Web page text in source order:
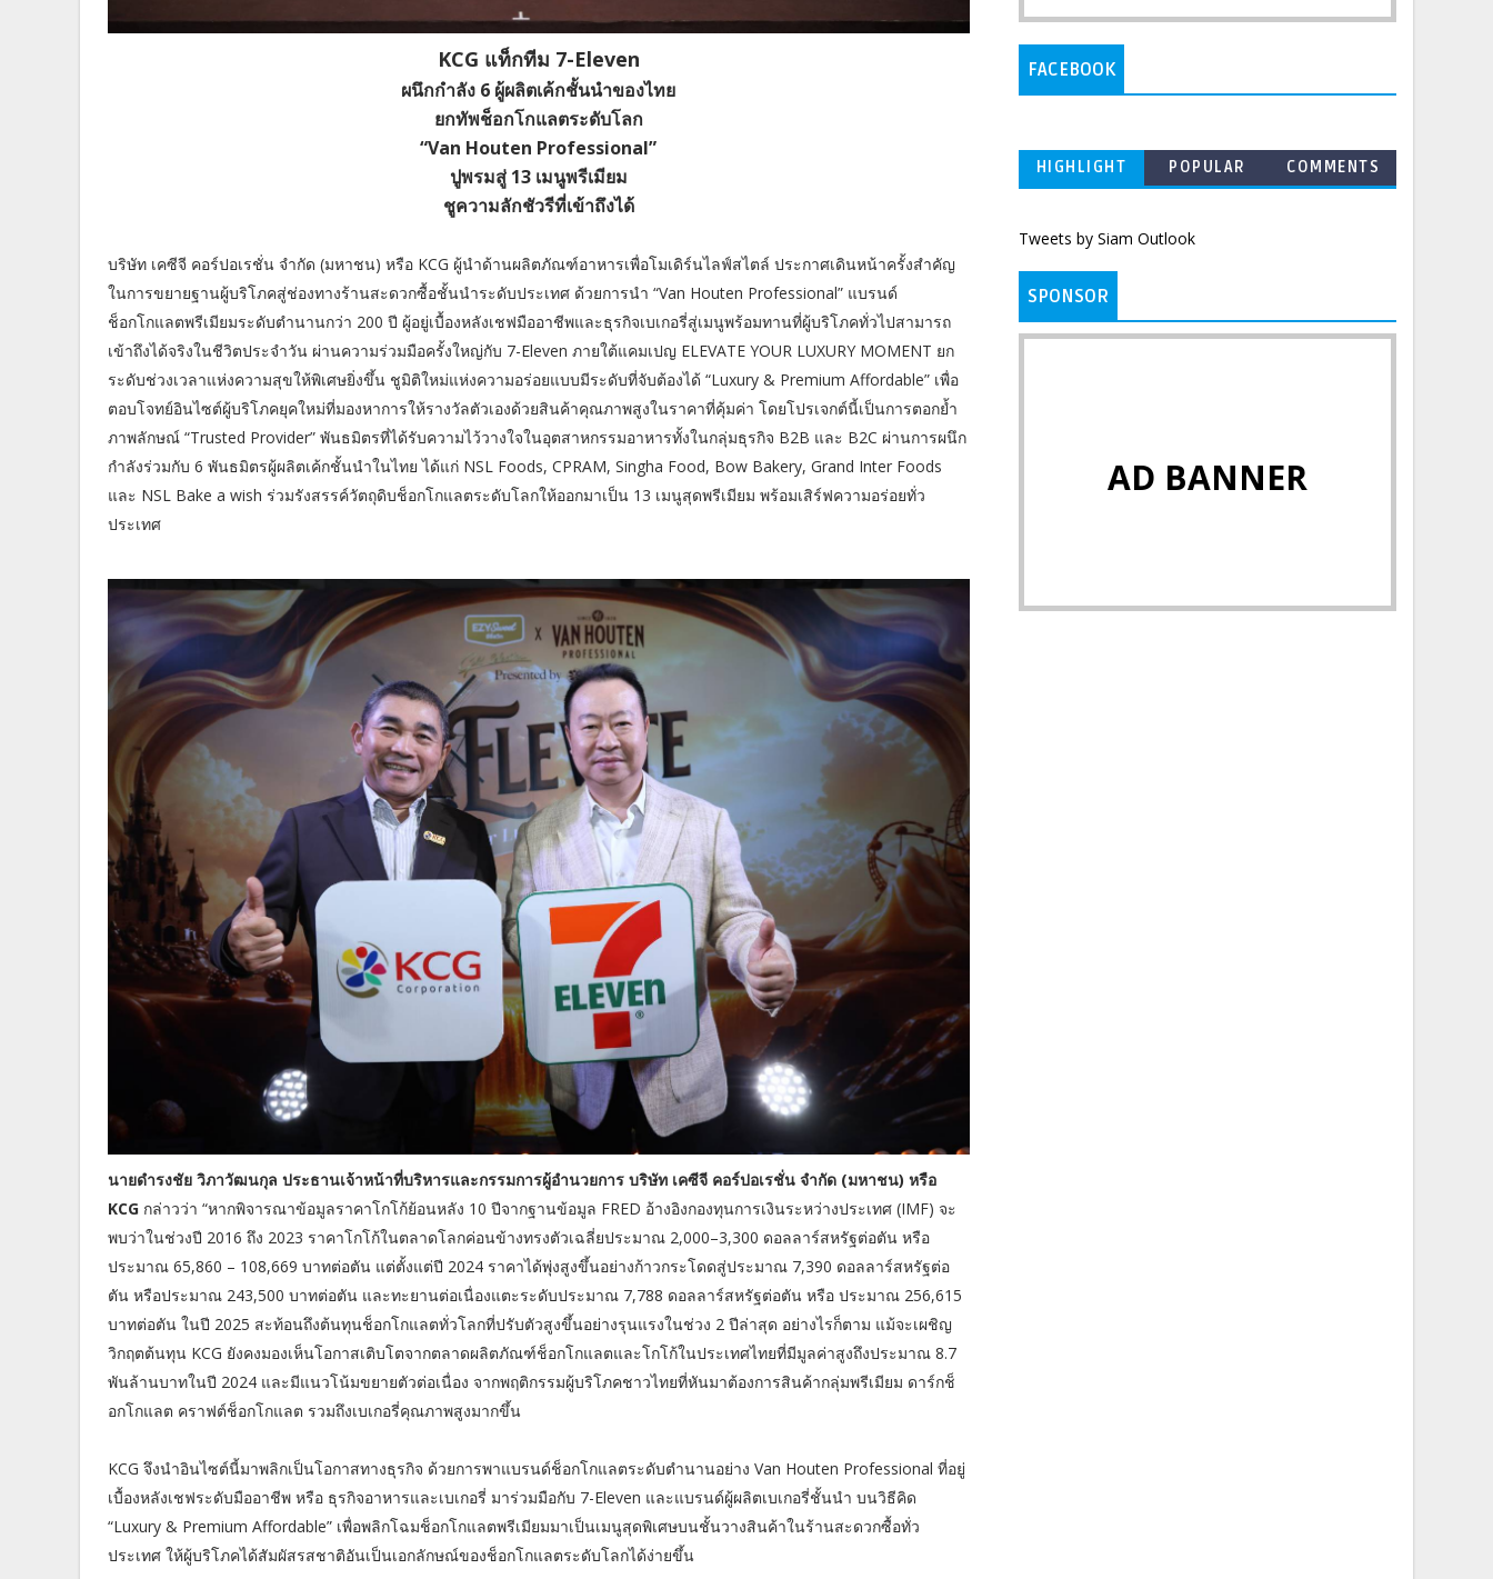
KCG แท็กทีม 7-Eleven
ผนึกกำลัง 6 ผู้ผลิตเค้กชั้นนำของไทย
ยกทัพช็อกโกแลตระดับโลก
“Van Houten Professional”
ปูพรมสู่ 13 เมนูพรีเมียม
ชูความลักชัวรีที่เข้าถึงได้
บริษัท เคซีจี คอร์ปอเรชั่น จำกัด (มหาชน) หรือ KCG ผู้นำด้านผลิตภัณฑ์อาหารเพื่อโมเดิร์นไลฟ์สไตล์ ประกาศเดินหน้าครั้งสำคัญ
ในการขยายฐานผู้บริโภคสู่ช่องทางร้านสะดวกซื้อชั้นนำระดับประเทศ ด้วยการนำ “Van Houten Professional” แบรนด์
ช็อกโกแลตพรีเมียมระดับตำนานกว่า 200 ปี ผู้อยู่เบื้องหลังเชฟมืออาชีพและธุรกิจเบเกอรี่สู่เมนูพร้อมทานที่ผู้บริโภคทั่วไปสามารถ
เข้าถึงได้จริงในชีวิตประจำวัน ผ่านความร่วมมือครั้งใหญ่กับ 7-Eleven ภายใต้แคมเปญ ELEVATE YOUR LUXURY MOMENT ยก
ระดับช่วงเวลาแห่งความสุขให้พิเศษยิ่งขึ้น ชูมิติใหม่แห่งความอร่อยแบบมีระดับที่จับต้องได้ “Luxury & Premium Affordable” เพื่อ
ตอบโจทย์อินไซต์ผู้บริโภคยุคใหม่ที่มองหาการให้รางวัลตัวเองด้วยสินค้าคุณภาพสูงในราคาที่คุ้มค่า โดยโปรเจกต์นี้เป็นการตอกย้ำ
ภาพลักษณ์ “Trusted Provider” พันธมิตรที่ได้รับความไว้วางใจในอุตสาหกรรมอาหารทั้งในกลุ่มธุรกิจ B2B และ B2C ผ่านการผนึก
กำลังร่วมกับ 6 พันธมิตรผู้ผลิตเค้กชั้นนำในไทย ได้แก่ NSL Foods, CPRAM, Singha Food, Bow Bakery, Grand Inter Foods
และ NSL Bake a wish ร่วมรังสรรค์วัตถุดิบช็อกโกแลตระดับโลกให้ออกมาเป็น 13 เมนูสุดพรีเมียม พร้อมเสิร์ฟความอร่อยทั่ว
ประเทศ
นายดำรงชัย วิภาวัฒนกุล ประธานเจ้าหน้าที่บริหารและกรรมการผู้อำนวยการ บริษัท เคซีจี คอร์ปอเรชั่น จำกัด (มหาชน) หรือ
KCG กล่าวว่า “หากพิจารณาข้อมูลราคาโกโก้ย้อนหลัง 10 ปีจากฐานข้อมูล FRED อ้างอิงกองทุนการเงินระหว่างประเทศ (IMF) จะ
พบว่าในช่วงปี 2016 ถึง 2023 ราคาโกโก้ในตลาดโลกค่อนข้างทรงตัวเฉลี่ยประมาณ 2,000–3,300 ดอลลาร์สหรัฐต่อตัน หรือ
ประมาณ 65,860 – 108,669 บาทต่อตัน แต่ตั้งแต่ปี 2024 ราคาได้พุ่งสูงขึ้นอย่างก้าวกระโดดสู่ประมาณ 7,390 ดอลลาร์สหรัฐต่อ
ตัน หรือประมาณ 243,500 บาทต่อตัน และทะยานต่อเนื่องแตะระดับประมาณ 7,788 ดอลลาร์สหรัฐต่อตัน หรือ ประมาณ 256,615
บาทต่อตัน ในปี 2025 สะท้อนถึงต้นทุนช็อกโกแลตทั่วโลกที่ปรับตัวสูงขึ้นอย่างรุนแรงในช่วง 2 ปีล่าสุด อย่างไรก็ตาม แม้จะเผชิญ
วิกฤตต้นทุน KCG ยังคงมองเห็นโอกาสเติบโตจากตลาดผลิตภัณฑ์ช็อกโกแลตและโกโก้ในประเทศไทยที่มีมูลค่าสูงถึงประมาณ 8.7
พันล้านบาทในปี 2024 และมีแนวโน้มขยายตัวต่อเนื่อง จากพฤติกรรมผู้บริโภคชาวไทยที่หันมาต้องการสินค้ากลุ่มพรีเมียม ดาร์กช็
อกโกแลต คราฟต์ช็อกโกแลต รวมถึงเบเกอรี่คุณภาพสูงมากขึ้น
KCG จึงนำอินไซต์นี้มาพลิกเป็นโอกาสทางธุรกิจ ด้วยการพาแบรนด์ช็อกโกแลตระดับตำนานอย่าง Van Houten Professional ที่อยู่
เบื้องหลังเชฟระดับมืออาชีพ หรือ ธุรกิจอาหารและเบเกอรี่ มาร่วมมือกับ 7-Eleven และแบรนด์ผู้ผลิตเบเกอรี่ชั้นนำ บนวิธีคิด
“Luxury & Premium Affordable” เพื่อพลิกโฉมช็อกโกแลตพรีเมียมมาเป็นเมนูสุดพิเศษบนชั้นวางสินค้าในร้านสะดวกซื้อทั่ว
ประเทศ ให้ผู้บริโภคได้สัมผัสรสชาติอันเป็นเอกลักษณ์ของช็อกโกแลตระดับโลกได้ง่ายขึ้น
FACEBOOK
HIGHLIGHT POPULAR COMMENTS
Tweets by Siam Outlook
SPONSOR
AD BANNER